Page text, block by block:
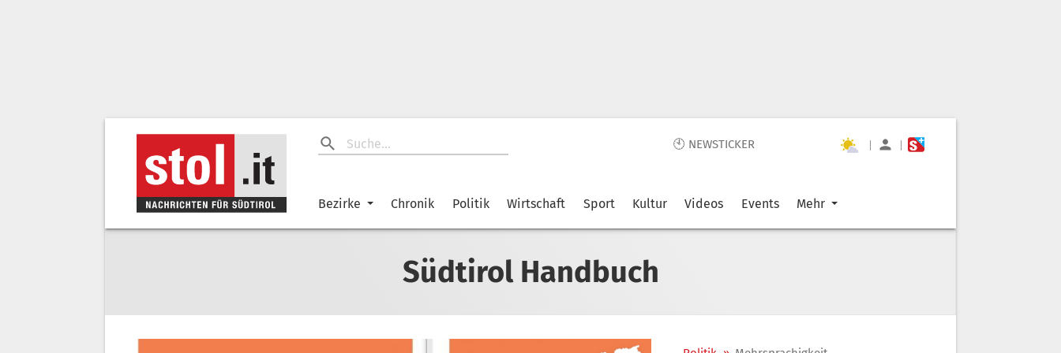
🕙 NEWSTICKER | |
Bezirke Chronik Politik Wirtschaft Sport Kultur Videos Events Mehr
Südtirol Handbuch